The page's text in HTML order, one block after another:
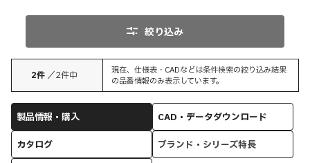
絞り込み
2件 ／2件中
現在、仕様表・CADなどは条件検索の絞り込み結果
の品番情報のみ表示しています。
製品情報・購入
CAD・データダウンロード
カタログ
ブランド・シリーズ特長